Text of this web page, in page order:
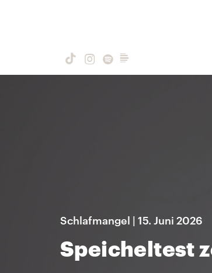
Schlafmangel | 15. Juni 2026
Speicheltest